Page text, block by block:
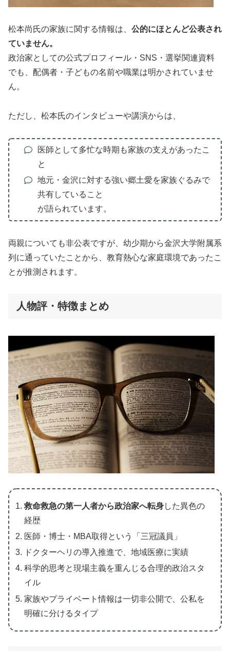
松本尚氏の家族に関する情報は、 公的にほとんど公表され
ていません。
政治家としての公式プロフィール・SNS・選挙関連資料
でも、配偶者・子どもの名前や職業は明かされていませ
ん。
ただし、松本氏のインタビューや講演からは、
医師として多忙な時期も家族の支えがあったこ
と
地元・金沢に対する強い郷土愛を家族ぐるみで
共有していること
が語られています。
両親についても非公表ですが、幼少期から金沢大学附属系
列に通っていたことから、教育熱心な家庭環境であったこ
とが推測されます。
人物評・特徴まとめ
救命救急の第一人者から政治家へ転身した異色の
経歴
医師・博士・MBA取得という「三冠議員」
ドクターヘリの導入推進で、地域医療に実績
科学的思考と現場主義を重んじる合理的政治スタ
イル
家族やプライベート情報は一切非公開で、公私を
明確に分けるタイプ